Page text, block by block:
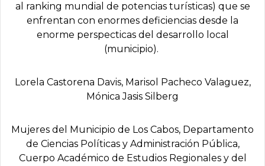
al ranking mundial de potencias turísticas) que se
enfrentan con enormes deficiencias desde la
enorme perspecticas del desarrollo local
(municipio).
Lorela Castorena Davis, Marisol Pacheco Valaguez,
Mónica Jasis Silberg
Mujeres del Municipio de Los Cabos, Departamento
de Ciencias Polí­ticas y Administración Pública,
Cuerpo Académico de Estudios Regionales y del